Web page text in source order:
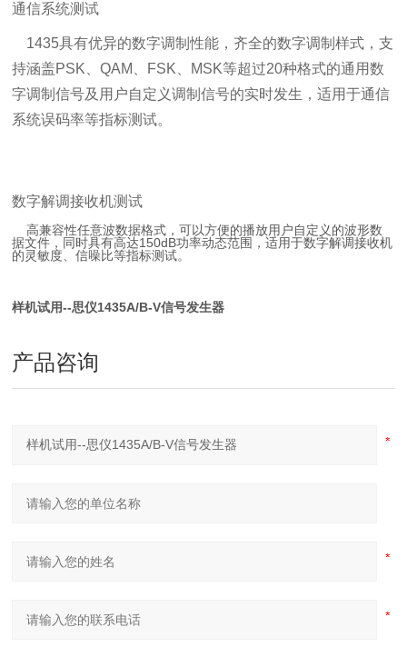
通信系统测试
1435具有优异的数字调制性能，齐全的数字调制样式，支
持涵盖PSK、QAM、FSK、MSK等超过20种格式的通用数
字调制信号及用户自定义调制信号的实时发生，适用于通信
系统误码率等指标测试。
数字解调接收机测试
高兼容性任意波数据格式，可以方便的播放用户自定义的波形数
据文件，同时具有高达150dB功率动态范围，适用于数字解调接收机
的灵敏度、信噪比等指标测试。
样机试用--思仪1435A/B-V信号发生器
产品咨询